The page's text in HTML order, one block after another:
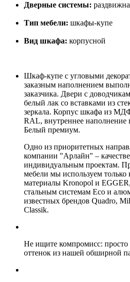
Дверные системы:
Тип мебели: шкафы-купе
Вид шкафа: корпусной
Шкаф-купе с угловыми
заказным наполнением
заказчика. Двери с
белый лак со вставками из
зеркала. Корпус шкафа из
RAL, внутреннее
Белый премиум.
Одно из приоритетных
компании "Арлайн" –
индивидуальным проектам.
мебели мы используем
материалы Kronopol и
стальным системам Eco и
известных брендов Quadro,
Classik.
Не ищите компромисс:
оттенок из нашей обширной